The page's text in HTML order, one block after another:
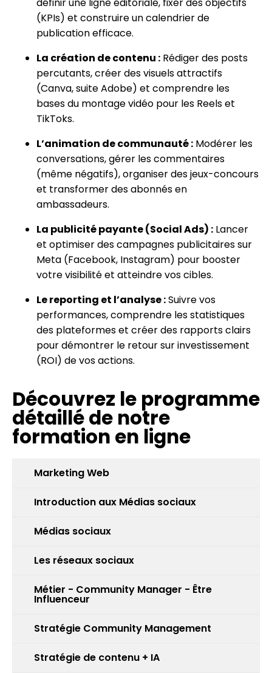
définir une ligne éditoriale, fixer des objectifs
(KPIs) et construire un calendrier de
publication efficace.
La création de contenu : Rédiger des posts
percutants, créer des visuels attractifs
(Canva, suite Adobe) et comprendre les
bases du montage vidéo pour les Reels et
TikToks.
L’animation de communauté : Modérer les
conversations, gérer les commentaires
(même négatifs), organiser des jeux-concours
et transformer des abonnés en
ambassadeurs.
La publicité payante (Social Ads) : Lancer
et optimiser des campagnes publicitaires sur
Meta (Facebook, Instagram) pour booster
votre visibilité et atteindre vos cibles.
Le reporting et l’analyse :Suivre vos
performances, comprendre les statistiques
des plateformes et créer des rapports clairs
pour démontrer le retour sur investissement
(ROI) de vos actions.
Découvrez le programme
détaillé de notre
formation en ligne
Marketing Web
Introduction aux Médias sociaux
Médias sociaux
Les réseaux sociaux
Métier - Community Manager - Être
Influenceur
Stratégie Community Management
Stratégie de contenu + IA